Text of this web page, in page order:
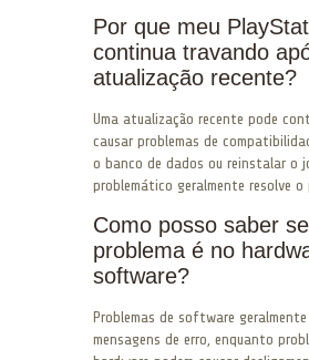
Por que meu
continua travando
atualização recente?
Uma atualização recente pode
causar problemas de
o banco de dados ou reinstalar o
problemático geralmente resolve o
Como posso saber
problema é no
software?
Problemas de software geralmente
mensagens de erro, enquanto